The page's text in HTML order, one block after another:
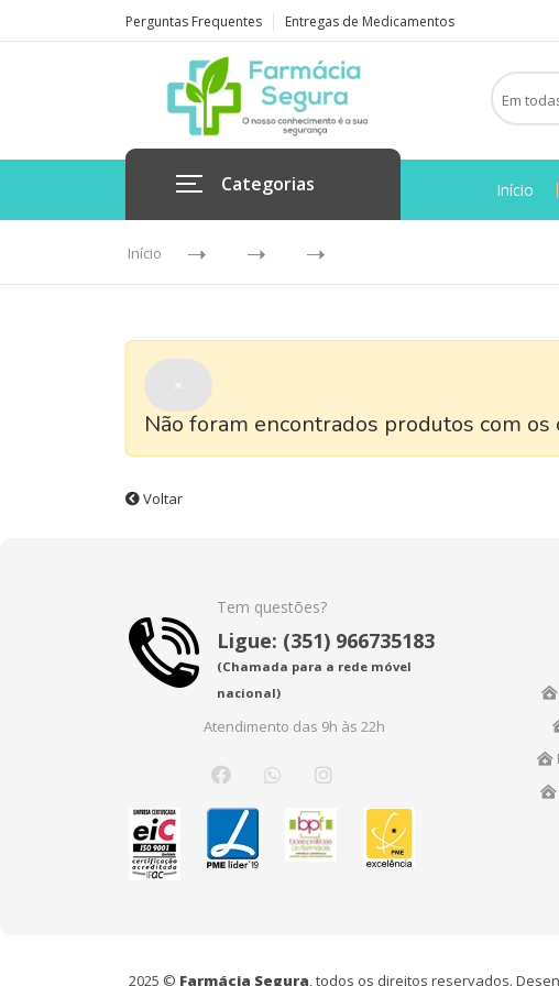
Perguntas Frequentes Entregas de Medicamentos
Categorias Início
Início
×
Não foram encontrados produtos com
Voltar
Tem questões?
Ligue: (351) 966735183
(Chamada para a rede móvel
nacional)
Atendimento das 9h às 22h
2025 © Farmácia Segura, todos os direitos reservados.